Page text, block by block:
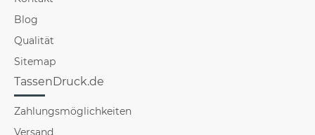
Blog
Qualität
Sitemap
TassenDruck.de
Zahlungsmöglichkeiten
Versand